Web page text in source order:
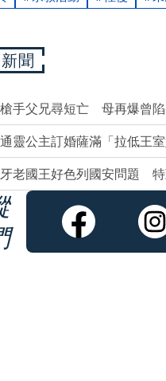
聞
手父兄尋短亡 母再爆曾
靈公主訂婚薩滿「拉低王
老國王好色列國安問題